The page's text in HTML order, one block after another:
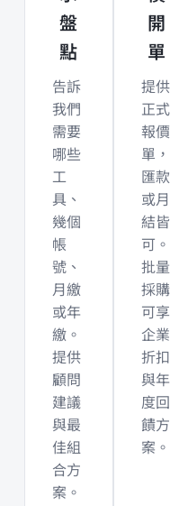
盤
點
告訴
我們
需要
哪些
工
具、
幾個
帳
號、
月繳
或年
繳。
提供
顧問
建議
與最
佳組
合方
案。
開
單
提供
正式
報價
單，
匯款
或月
結皆
可。
批量
採購
可享
企業
折扣
與年
度回
饋方
案。